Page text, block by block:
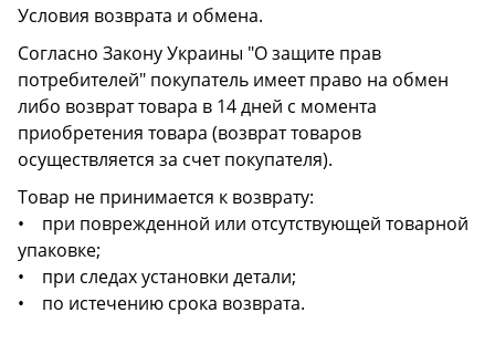
Условия возврата и обмена.
Согласно Закону Украины "О защите прав
потребителей" покупатель имеет право на обмен
либо возврат товара в 14 дней с момента
приобретения товара (возврат товаров
осуществляется за счет покупателя).
Товар не принимается к возврату:
• при поврежденной или отсутствующей товарной
упаковке;
• при следах установки детали;
• по истечению срока возврата.